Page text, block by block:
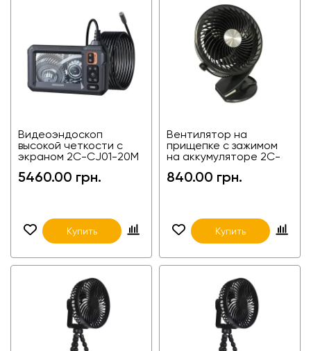
Видеоэндоскоп
высокой четкости с
экраном 2C-CJ01-20M
5460.00 грн.
Купить
Вентилятор на
прищепке с зажимом
на аккумуляторе 2C-
840.00 грн.
Купить